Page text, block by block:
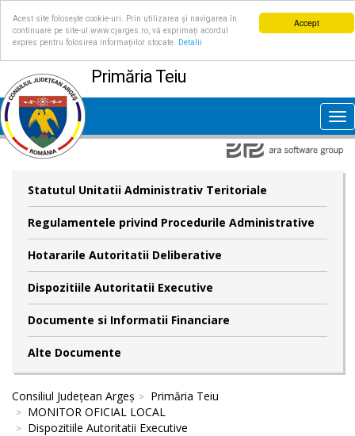
Accept
Acest site folosește cookie-uri. Prin utilizarea și navigarea în
continuare pe site-ul www.cjarges.ro, vă exprimați acordul
expres pentru folosirea informațiilor stocate.
Detalii
Primăria Teiu
Statutul Unitatii Administrativ Teritoriale
Regulamentele privind Procedurile Administrative
Hotararile Autoritatii Deliberative
Dispozitiile Autoritatii Executive
Documente si Informatii Financiare
Alte Documente
Consiliul Județean Argeș
Primăria Teiu
MONITOR OFICIAL LOCAL
Dispozitiile Autoritatii Executive